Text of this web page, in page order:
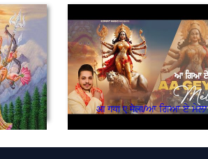
आ गया ए मेला/ਆ ਗਿਆ ਏ ਮੇਲਾ